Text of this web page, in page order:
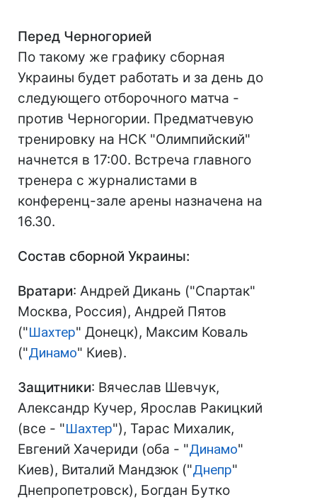
Перед Черногорией
По такому же графику сборная
Украины будет работать и за день до
следующего отборочного матча -
против Черногории. Предматчевую
тренировку на НСК "Олимпийский"
начнется в 17:00. Встреча главного
тренера с журналистами в
конференц-зале арены назначена на
16.30.
Состав сборной Украины:
Вратари: Андрей Дикань ("Спартак"
Москва, Россия), Андрей Пятов
("Шахтер" Донецк), Максим Коваль
("Динамо" Киев).
Защитники: Вячеслав Шевчук,
Александр Кучер, Ярослав Ракицкий
(все - "Шахтер"), Тарас Михалик,
Евгений Хачериди (оба - "Динамо"
Киев), Виталий Мандзюк ("Днепр"
Днепропетровск), Богдан Бутко